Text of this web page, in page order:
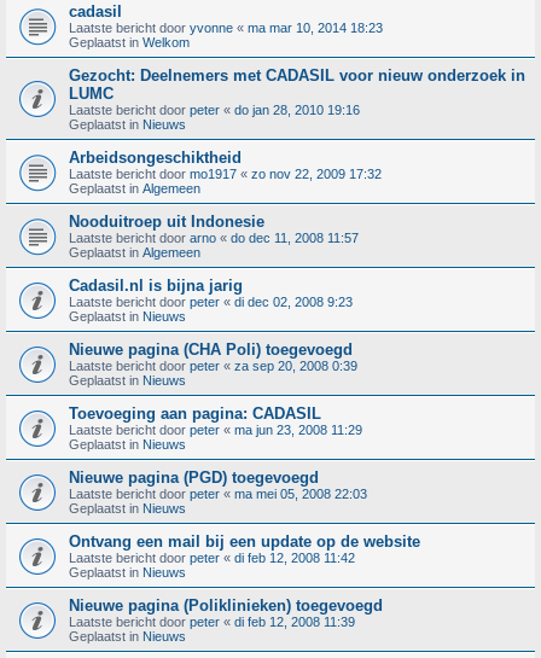
cadasil
Laatste bericht door yvonne « ma mar 10, 2014 18:23
Geplaatst in Welkom
Gezocht: Deelnemers met CADASIL voor nieuw onderzoek in
LUMC
Laatste bericht door peter « do jan 28, 2010 19:16
Geplaatst in Nieuws
Arbeidsongeschiktheid
Laatste bericht door mo1917 « zo nov 22, 2009 17:32
Geplaatst in Algemeen
Nooduitroep uit Indonesie
Laatste bericht door arno « do dec 11, 2008 11:57
Geplaatst in Algemeen
Cadasil.nl is bijna jarig
Laatste bericht door peter « di dec 02, 2008 9:23
Geplaatst in Nieuws
Nieuwe pagina (CHA Poli) toegevoegd
Laatste bericht door peter « za sep 20, 2008 0:39
Geplaatst in Nieuws
Toevoeging aan pagina: CADASIL
Laatste bericht door peter « ma jun 23, 2008 11:29
Geplaatst in Nieuws
Nieuwe pagina (PGD) toegevoegd
Laatste bericht door peter « ma mei 05, 2008 22:03
Geplaatst in Nieuws
Ontvang een mail bij een update op de website
Laatste bericht door peter « di feb 12, 2008 11:42
Geplaatst in Nieuws
Nieuwe pagina (Poliklinieken) toegevoegd
Laatste bericht door peter « di feb 12, 2008 11:39
Geplaatst in Nieuws